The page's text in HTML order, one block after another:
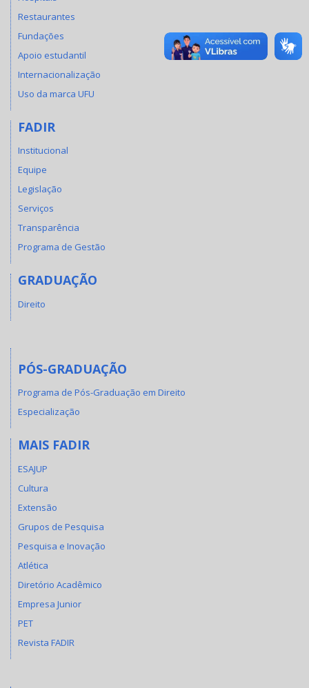
Restaurantes
Fundações
Apoio estudantil
Internacionalização
Uso da marca UFU
FADIR
Institucional
Equipe
Legislação
Serviços
Transparência
Programa de Gestão
GRADUAÇÃO
Direito
PÓS-GRADUAÇÃO
Programa de Pós-Graduação em Direito
Especialização
MAIS FADIR
ESAJUP
Cultura
Extensão
Grupos de Pesquisa
Pesquisa e Inovação
Atlética
Diretório Acadêmico
Empresa Junior
PET
Revista FADIR